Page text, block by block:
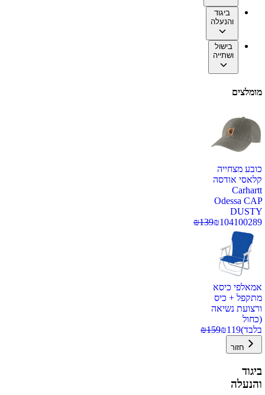
ביגוד
והנעלה
בישול
ושתייה
מומלצים
כובע מצחייה
קלאסי אודסה
Carhartt
Odessa CAP
DUSTY
100289
₪104
₪139
אמאלפי כיסא
מתקפל + כיס
ורצועת נשיאה
(כחול
בלבד)
₪119
₪159
חזור
ביגוד
והנעלה